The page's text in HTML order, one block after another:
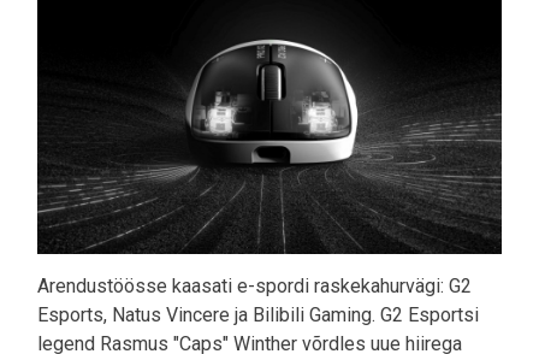
Arendustöösse kaasati e-spordi raskekahurvägi: G2
Esports, Natus Vincere ja Bilibili Gaming. G2 Esportsi
legend Rasmus "Caps" Winther võrdles uue hiirega